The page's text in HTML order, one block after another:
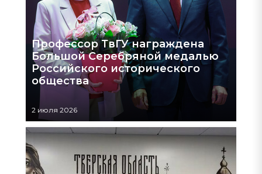
Профессор ТвГУ награждена
Большой Серебряной медалью
Российского исторического
общества
2 июля 2026